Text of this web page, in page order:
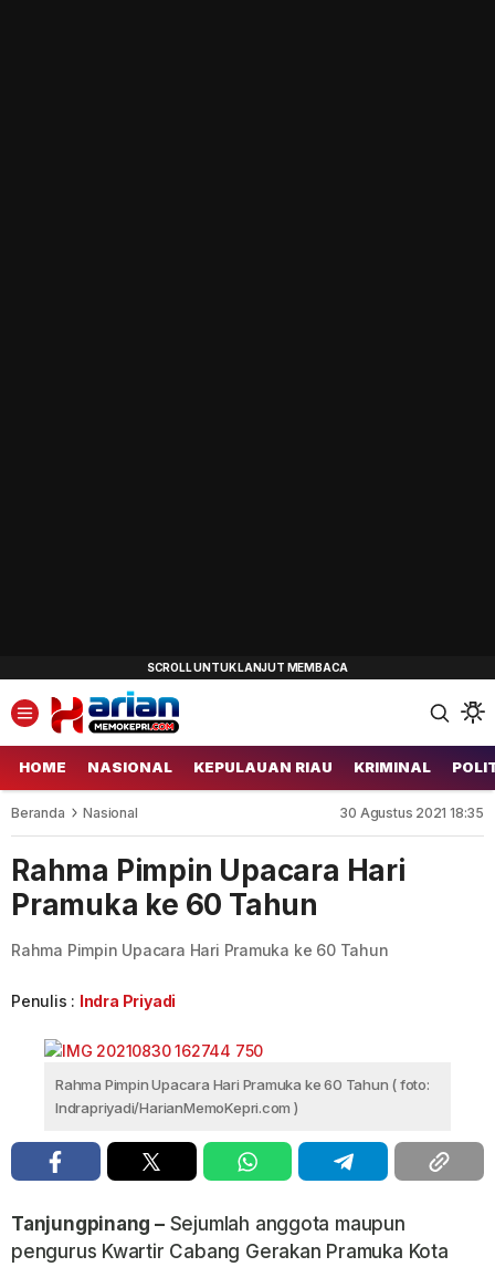
HOME NASIONAL KEPULAUAN RIAU KRIMINAL
Beranda Nasional 30 Agustus 2021 18:35
Rahma Pimpin Upacara Hari
Pramuka ke 60 Tahun
Rahma Pimpin Upacara Hari Pramuka ke 60 Tahun
Penulis : Indra Priyadi
Rahma Pimpin Upacara Hari Pramuka ke 60 Tahun ( foto:
Indrapriyadi/HarianMemoKepri.com )
Tanjungpinang –Sejumlah anggota maupun
pengurus Kwartir Cabang Gerakan Pramuka Kota